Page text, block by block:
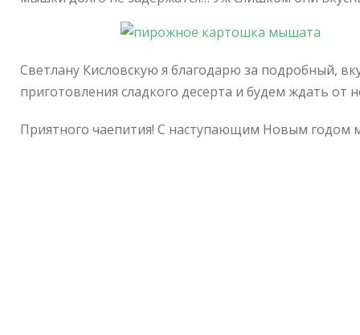
Светлану Кисловскую я благодарю за подробный,
приготовления сладкого десерта и будем ждать от
Приятного чаепития! С наступающим Новым годом